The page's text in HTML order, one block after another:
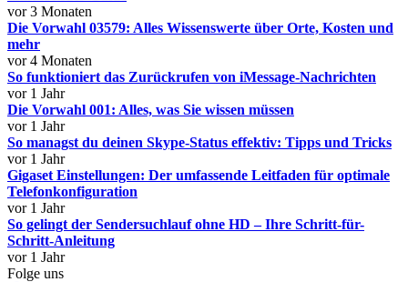
vor 3 Monaten
Die Vorwahl 03579: Alles Wissenswerte über Orte, Kosten und
mehr
vor 4 Monaten
So funktioniert das Zurückrufen von iMessage-Nachrichten
vor 1 Jahr
Die Vorwahl 001: Alles, was Sie wissen müssen
vor 1 Jahr
So managst du deinen Skype-Status effektiv: Tipps und Tricks
vor 1 Jahr
Gigaset Einstellungen: Der umfassende Leitfaden für optimale
Telefonkonfiguration
vor 1 Jahr
So gelingt der Sendersuchlauf ohne HD – Ihre Schritt-für-
Schritt-Anleitung
vor 1 Jahr
Folge uns